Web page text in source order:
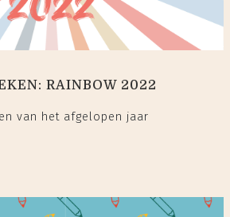
RAINBOW 2022
van het afgelopen jaar